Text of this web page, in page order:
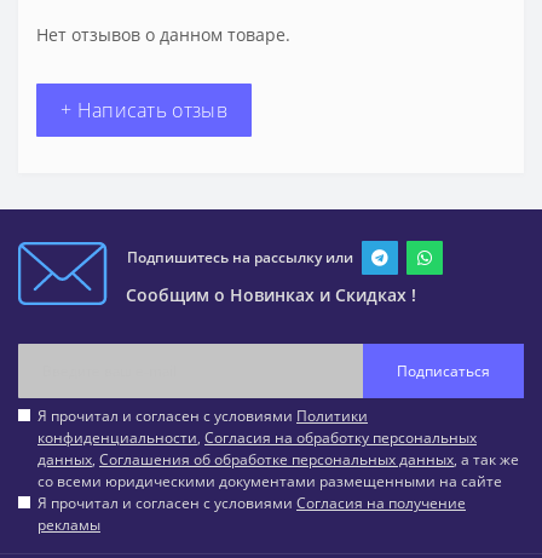
Нет отзывов о данном товаре.
+ Написать отзыв
Подпишитесь на рассылку или
Сообщим о Новинках и Скидках !
Подписаться
Я прочитал и согласен с условиями Политики
конфиденциальности, Согласия на обработку персональных
данных, Соглашения об обработке персональных данных, а так же
со всеми юридическими документами размещенными на сайте
Я прочитал и согласен с условиями Согласия на получение
рекламы